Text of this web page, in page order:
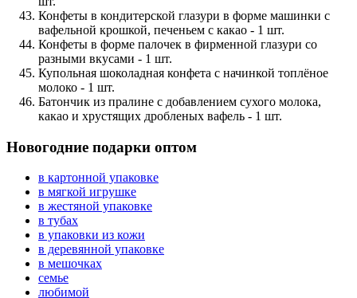
Конфеты в кондитерской глазури в форме машинки с
вафельной крошкой, печеньем с какао - 1 шт.
Конфеты в форме палочек в фирменной глазури со
разными вкусами - 1 шт.
Купольная шоколадная конфета с начинкой топлёное
молоко - 1 шт.
Батончик из пралине с добавлением сухого молока,
какао и хрустящих дробленых вафель - 1 шт.
Новогодние подарки оптом
в картонной упаковке
в мягкой игрушке
в жестяной упаковке
в тубах
в упаковки из кожи
в деревянной упаковке
в мешочках
семье
любимой